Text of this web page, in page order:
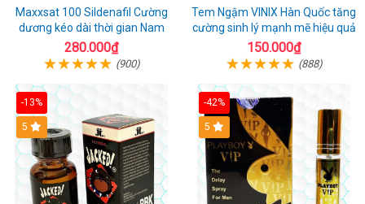
Maxxsat 100 Sildenafil Cường
dương kéo dài thời gian Nam
280.000₫
(900)
Tem Ngậm VINIX Hàn Quốc tăng
cường sinh lý mạnh mẽ hiệu quả
150.000₫
(888)
-13%
5
-42%
5